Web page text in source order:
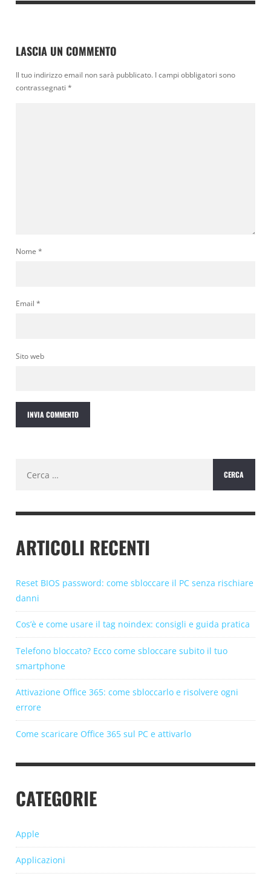
LASCIA UN COMMENTO
Il tuo indirizzo email non sarà pubblicato. I campi obbligatori sono
contrassegnati *
Nome *
Email *
Sito web
per:
ARTICOLI RECENTI
Reset BIOS password: come sbloccare il PC senza rischiare
danni
Cos’è e come usare il tag noindex: consigli e guida pratica
Telefono bloccato? Ecco come sbloccare subito il tuo
smartphone
Attivazione Office 365: come sbloccarlo e risolvere ogni
errore
Come scaricare Office 365 sul PC e attivarlo
CATEGORIE
Apple
Applicazioni